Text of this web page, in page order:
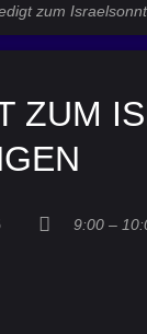
zum
ZUM
9:00 –